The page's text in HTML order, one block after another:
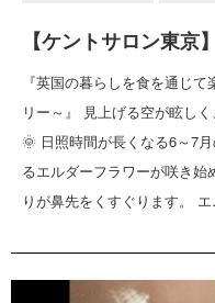
【ケントサロン東
『英国の暮らしを食を通じ
リー～』 見上げる空が眩し
🌞 日照時間が長くなる6～7
るエルダーフラワーが咲き
りが鼻先をくすぐります。